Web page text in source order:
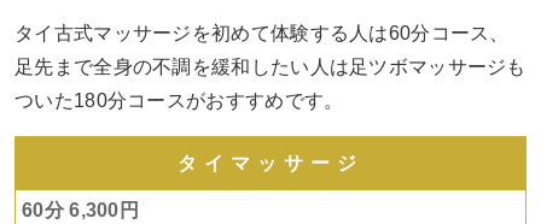
タイ古式マッサージを初めて体験する人は60分コース、
足先まで全身の不調を緩和したい人は足ツボマッサージも
ついた180分コースがおすすめです。
タイマッサージ
60分 6,300円